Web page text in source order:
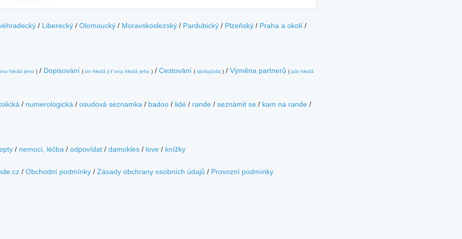
/ Liberecký / Olomoucký / Moravskoslezský / Pardubický / Plzeňský / Praha a okolí /
hledá jeho ) / Dopisování ( on hledá ji / ona hledá jeho ) / Cestování ( spolujízda ) / Výměna partnerů ( pár hledá
/ numerologická / osudová seznamka / badoo / lidé / rande / seznámit se / kam na rande /
/ nemoci, léčba / odpovídat / damokles / love / knížky
/ Obchodní podmínky / Zásady obchrany osobních údajů / Provozní podmínky